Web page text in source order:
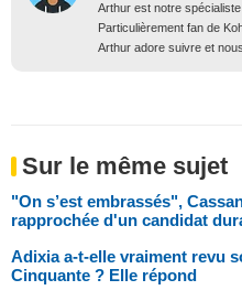
Arthur est notre
Particulièrement fan de
Arthur adore suivre et
Sur le même sujet
"On s’est embrassés",
rapprochée d'un candidat
Adixia a-t-elle vraiment revu
Cinquante ? Elle répond